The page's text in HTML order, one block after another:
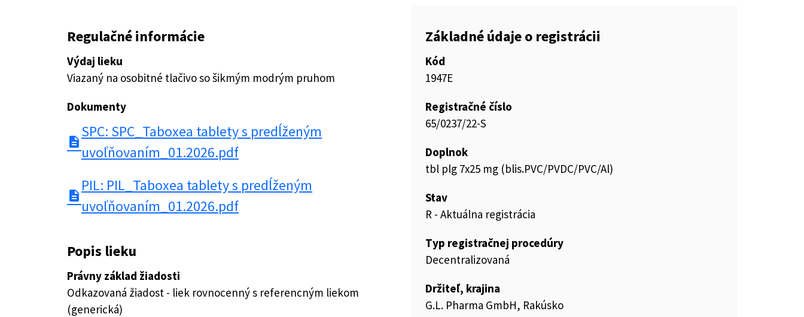
Regulačné informácie
Výdaj lieku
Viazaný na osobitné tlačivo so šikmým modrým pruhom
Dokumenty
description
SPC: SPC_Taboxea tablety s predĺženým
uvoľňovaním_01.2026.pdf
description
PIL: PIL_Taboxea tablety s predĺženým
uvoľňovaním_01.2026.pdf
Popis lieku
Právny základ žiadosti
Odkazovaná žiadost - liek rovnocenný s referencným liekom
(generická)
Základné údaje o registrácii
Kód
1947E
Registračné číslo
65/0237/22-S
Doplnok
tbl plg 7x25 mg (blis.PVC/PVDC/PVC/Al)
Stav
R - Aktuálna registrácia
Typ registračnej procedúry
Decentralizovaná
Držiteľ, krajina
G.L. Pharma GmbH, Rakúsko